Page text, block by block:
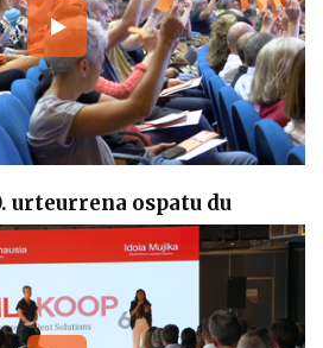
urteurrena ospatu du